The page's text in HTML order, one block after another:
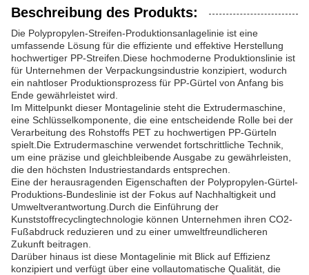
Beschreibung des Produkts:
Die Polypropylen-Streifen-Produktionsanlagelinie ist eine
umfassende Lösung für die effiziente und effektive Herstellung
hochwertiger PP-Streifen.Diese hochmoderne Produktionslinie ist
für Unternehmen der Verpackungsindustrie konzipiert, wodurch
ein nahtloser Produktionsprozess für PP-Gürtel von Anfang bis
Ende gewährleistet wird.
Im Mittelpunkt dieser Montagelinie steht die Extrudermaschine,
eine Schlüsselkomponente, die eine entscheidende Rolle bei der
Verarbeitung des Rohstoffs PET zu hochwertigen PP-Gürteln
spielt.Die Extrudermaschine verwendet fortschrittliche Technik,
um eine präzise und gleichbleibende Ausgabe zu gewährleisten,
die den höchsten Industriestandards entsprechen.
Eine der herausragenden Eigenschaften der Polypropylen-Gürtel-
Produktions-Bundeslinie ist der Fokus auf Nachhaltigkeit und
Umweltverantwortung.Durch die Einführung der
Kunststoffrecyclingtechnologie können Unternehmen ihren CO2-
Fußabdruck reduzieren und zu einer umweltfreundlicheren
Zukunft beitragen.
Darüber hinaus ist diese Montagelinie mit Blick auf Effizienz
konzipiert und verfügt über eine vollautomatische Qualität, die